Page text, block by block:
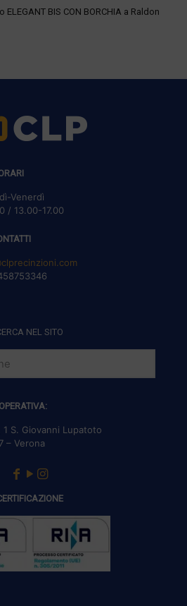
BIS CON BORCHIA a Raldon
Venerdì
/ 13.00-17.00
NEL SITO
S. Giovanni Lupatoto
– Verona